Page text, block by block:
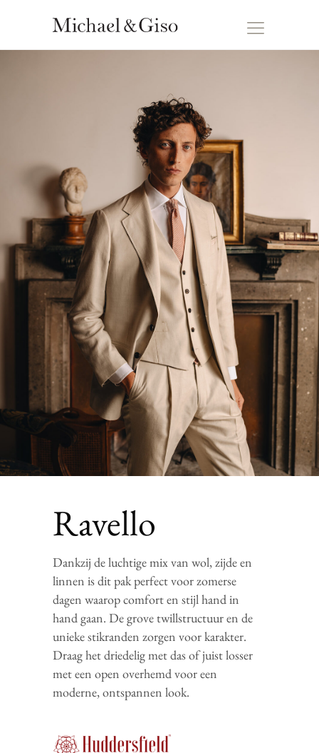
Ravello
Dankzij de luchtige mix van wol, zijde en
linnen is dit pak perfect voor zomerse
dagen waarop comfort en stijl hand in
hand gaan. De grove twillstructuur en de
unieke stikranden zorgen voor karakter.
Draag het driedelig met das of juist losser
met een open overhemd voor een
moderne, ontspannen look.